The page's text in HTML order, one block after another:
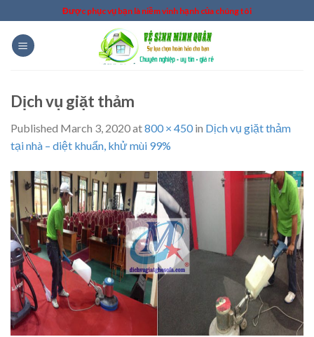
to
content
Được phục vụ bạn là niềm vinh hạnh của chúng tôi
Dịch vụ giặt thảm
Published March 3, 2020at800 × 450in Dịch vụ giặt thảm
tại nhà – diệt khuẩn, khử mùi 99%